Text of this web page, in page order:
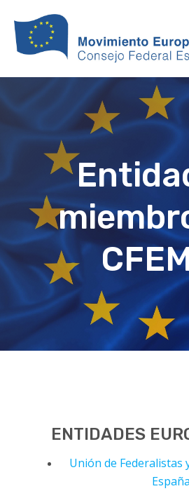
ENTIDADES
Unión de Federalistas
España